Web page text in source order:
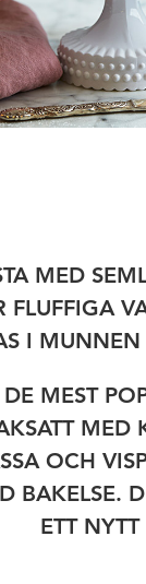
MED
FLUFFIGA
I
MEST
OCH
BAKELSE.
ETT NYTT